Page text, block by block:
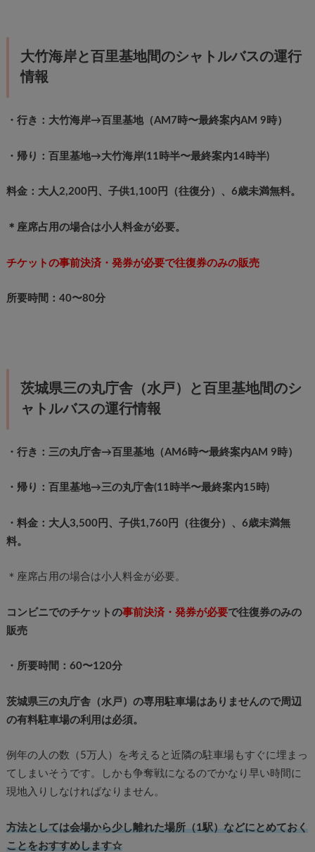
大竹海岸と百里基地間のシャトルバスの運行
情報
・行き：大竹海岸→百里基地（AM7時〜最終案内AM 9時）
・帰り：百里基地→大竹海岸(11時半〜最終案内14時半)
料金：大人2,200円、子供1,100円（往復分）、6歳未満無料。
＊座席占用の場合は小人料金が必要。
チケットの事前決済・発券が必要で往復券のみの販売
所要時間：40〜80分
茨城県三の丸庁舎（水戸）と百里基地間のシ
ャトルバスの運行情報
・行き：三の丸庁舎→百里基地（AM6時〜最終案内AM 9時）
・帰り：百里基地→三の丸庁舎(11時半〜最終案内15時)
・料金：大人3,500円、子供1,760円（往復分）、6歳未満無
料。
＊座席占用の場合は小人料金が必要。
コンビニでのチケットの事前決済・発券が必要で往復券のみの
販売
・所要時間：60〜120分
茨城県三の丸庁舎（水戸）の専用駐車場はありませんので周辺
の有料駐車場の利用は必須。
例年の人の数（5万人）を考えると近隣の駐車場もすぐに埋まっ
てしまいそうです。しかも争奪戦になるのでかなり早い時間に
現地入りしなければなりません。
方法としては会場から少し離れた場所（1駅）などにとめておく
ことをおすすめします☆